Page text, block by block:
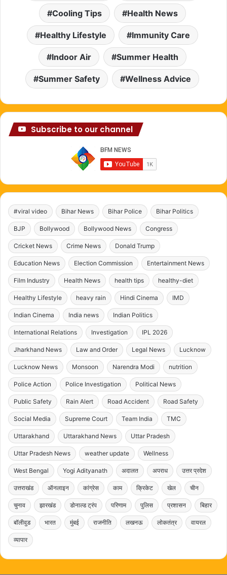
Cooling Tips Health News
Healthy Lifestyle Immunity Care
Indoor Air Summer Health
Summer Safety Wellness Advice
Subscribe to our channel
#viral video Bihar News Bihar Police Bihar Politics
BJP Bollywood Bollywood News Congress
Cricket News Crime News Donald Trump
Education News Election Commission Entertainment News
Film Industry Health News health tips healthy-diet
Healthy Lifestyle heavy rain Hindi Cinema IMD
Indian Cinema India news Indian Politics
International Relations Investigation IPL 2026
Jharkhand News Law and Order Legal News Lucknow
Lucknow News Monsoon Narendra Modi nutrition
Police Action Police Investigation Political News
Public Safety Rain Alert Road Accident Road Safety
Social Media Supreme Court Team India TMC
Uttarakhand Uttarakhand News Uttar Pradesh
Uttar Pradesh News weather update Wellness
West Bengal Yogi Adityanath अदालत अपराध उत्तर प्रदेश
उत्तराखंड ऑनलाइन कांग्रेस काम क्रिकेट खेल चीन
चुनाव झारखंड डोनाल्ड ट्रंप परिणाम पुलिस प्रशासन बिहार
बॉलीवुड भारत मुंबई राजनीति लखनऊ लोकतंत्र वायरल
व्यापार